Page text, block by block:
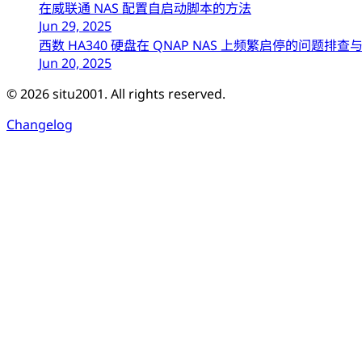
在威联通 NAS 配置自启动脚本的方法
Jun 29, 2025
西数 HA340 硬盘在 QNAP NAS 上频繁启停的问题排查
Jun 20, 2025
© 2026 situ2001. All rights reserved.
Changelog